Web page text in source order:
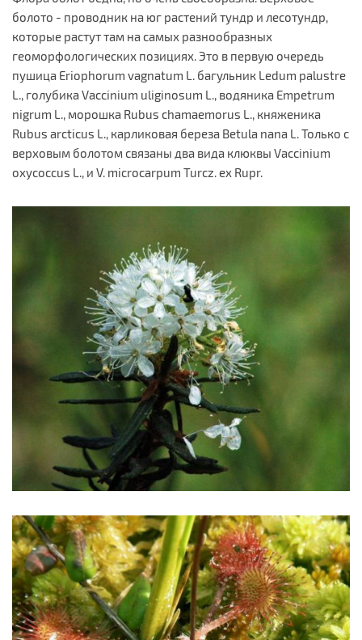
болото - проводник на юг растений тундр и лесотундр,
которые растут там на самых разнообразных
геоморфологических позициях. Это в первую очередь
пушица Eriophorum vagnatum L. багульник Ledum palustre
L., голубика Vaccinium uliginosum L., водяника Empetrum
nigrum L., морошка Rubus chamaemorus L., княженика
Rubus arcticus L., карликовая береза Betula nana L. Только с
верховым болотом связаны два вида клюквы Vaccinium
oxycoccus L., и V. microcarpum Turcz. ex Rupr.